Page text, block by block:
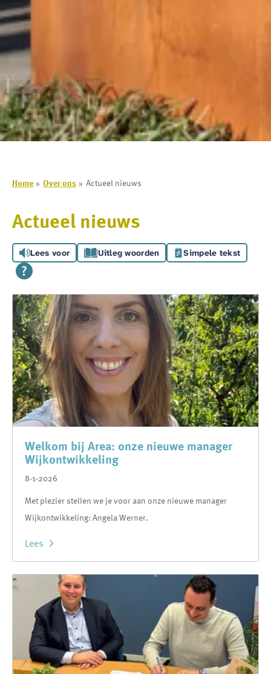
Home Over ons Actueel nieuws
Actueel nieuws
Lees voor Uitleg woorden Simpele tekst
Welkom bij Area: onze nieuwe manager
Wijkontwikkeling
8-1-2026
Met plezier stellen we je voor aan onze nieuwe manager
Wijkontwikkeling: Angela Werner.
Lees